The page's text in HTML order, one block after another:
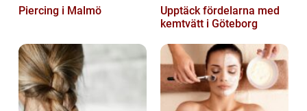
Piercing i Malmö
Upptäck fördelarna med
kemtvätt i Göteborg